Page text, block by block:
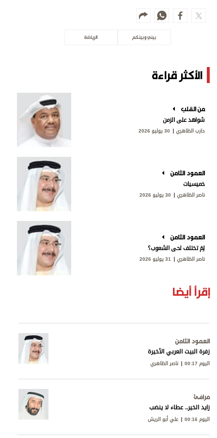
بيني وبينكم الرياضة
الأكثر قراءة
من القلب
شواهد على الزمن
حارب الظاهري 30 يوليو 2026
العمود الثامن
خميسيات
ناصر الظاهري 30 يوليو 2026
العمود الثامن
لِمَ تختلف لحى الشعوب؟
ناصر الظاهري 31 يوليو 2026
إقرأ أيضا
العمود الثامن
زفرة البيت العربي الأخيرة
اليوم 00:17 ناصر الظاهري
مرافئ
زايد الخير.. عطاء لا ينضب
اليوم 00:16 علي أبو الريش